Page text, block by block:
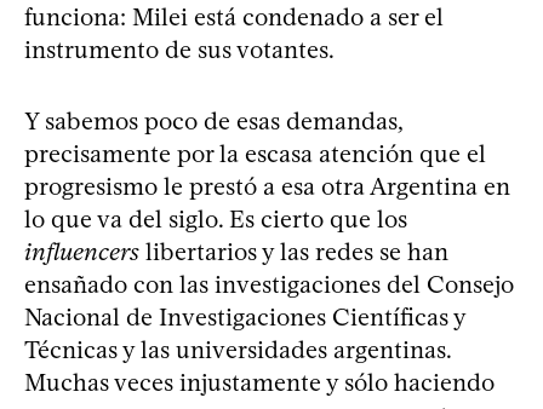
funciona: Milei está condenado a ser el
instrumento de sus votantes.
Y sabemos poco de esas demandas,
precisamente por la escasa atención que el
progresismo le prestó a esa otra Argentina en
lo que va del siglo. Es cierto que los
influencers libertarios y las redes se han
ensañado con las investigaciones del Consejo
Nacional de Investigaciones Científicas y
Técnicas y las universidades argentinas.
Muchas veces injustamente y sólo haciendo